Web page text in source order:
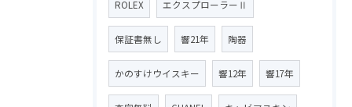
ROLEX エクスプローラーⅡ
保証書無し 響21年 陶器
かのすけウイスキー 響12年 響17年